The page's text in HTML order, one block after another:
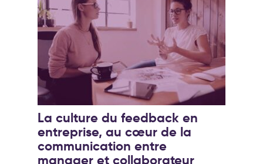
La culture du feedback en
entreprise, au cœur de la
communication entre
manager et collaborateur